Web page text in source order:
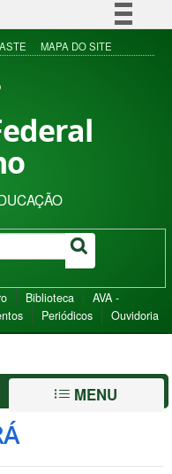
Simplifique!
Acesso à informação
MAPA DO SITE
Biblioteca
AVA -
Periódicos Ouvidoria
MENU